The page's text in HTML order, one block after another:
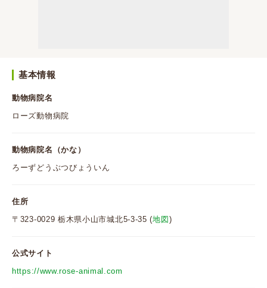
基本情報
動物病院名
ローズ動物病院
動物病院名（かな）
ろーずどうぶつびょういん
住所
〒323-0029 栃木県小山市城北5-3-35 (地図 )
公式サイト
https://www.rose-animal.com